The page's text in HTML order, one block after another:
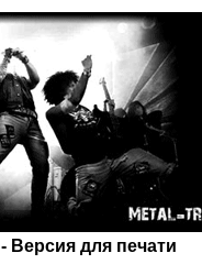
- Версия для печати